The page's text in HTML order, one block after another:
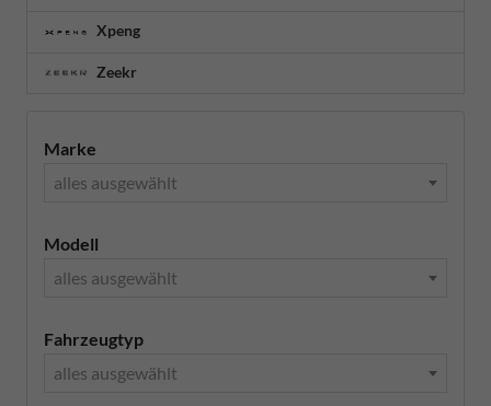
Xpeng
Zeekr
Marke
alles ausgewählt
Modell
alles ausgewählt
Fahrzeugtyp
alles ausgewählt